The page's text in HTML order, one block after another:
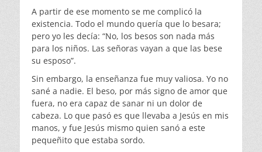
A partir de ese momento se me complicó la
existencia. Todo el mundo quería que lo besara;
pero yo les decía: “No, los besos son nada más
para los niños. Las señoras vayan a que las bese
su esposo”.
Sin embargo, la enseñanza fue muy valiosa. Yo no
sané a nadie. El beso, por más signo de amor que
fuera, no era capaz de sanar ni un dolor de
cabeza. Lo que pasó es que llevaba a Jesús en mis
manos, y fue Jesús mismo quien sanó a este
pequeñito que estaba sordo.